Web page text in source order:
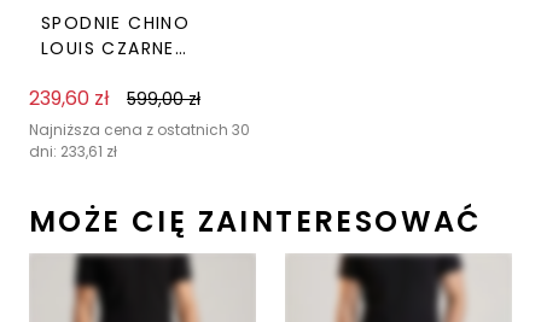
SPODNIE CHINO
LOUIS CZARNE
239,60 zł 599,00zł
Najniższa cena z ostatnich 30
dni: 233,61 zł
produkt
wariantów.
Opcje
MOŻE CIĘ ZAINTERESOWAĆ